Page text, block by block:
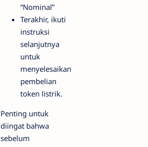
“Nominal”
Terakhir, ikuti
instruksi
selanjutnya
untuk
menyelesaikan
pembelian
token listrik.
Penting untuk
diingat bahwa
sebelum